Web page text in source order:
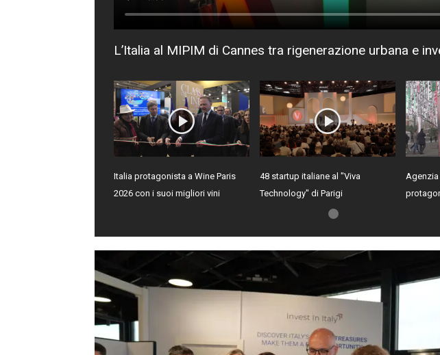
L’Italia al MIPIM di Cannes tra rigenerazione urbana e
Italia protagonista a Wine Paris
2026 con i suoi migliori vini
48 startup italiane al "Viva
Technology" di Parigi
Agenzia